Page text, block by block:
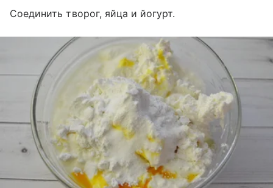
Соединить творог, яйца и йогурт.